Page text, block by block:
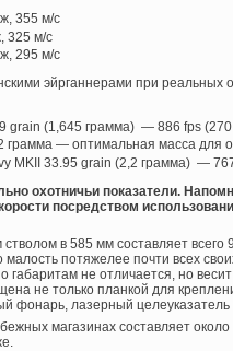
355 м/с
325 м/с
295 м/с
эйрганнерами при реальных
grain (1,645 грамма) — 886 fps
грамма — оптимальная масса для
MKII 33.95 grain (2,2 грамма) —
охотничьи показатели.
посредством
в 585 мм составляет всего
потяжелее почти всех
габаритам не отличается, но
не только планкой для
фонарь, лазерный
магазинах составляет